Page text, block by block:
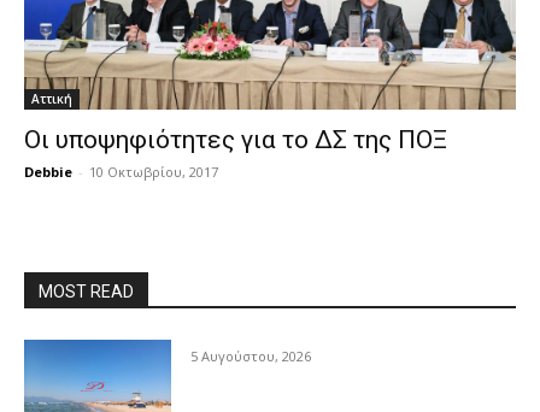
Αττική
Οι υποψηφιότητες για το ΔΣ της ΠΟΞ
Debbie - 10 Οκτωβρίου, 2017
MOST READ
5 Αυγούστου, 2026